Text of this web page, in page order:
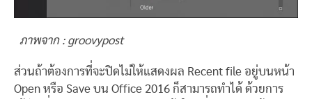
ภาพจาก : groovypost
ส่วนถ้าต้องการที่จะปิดไม่ให้แสดงผล Recent file อยู่บนหน้า
Open หรือ Save บน Office 2016 ก็สามารถทำได้ ด้วยการ